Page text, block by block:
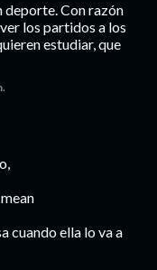
deporte. Con razón
los partidos a los
estudiar, que
cuando ella lo va a